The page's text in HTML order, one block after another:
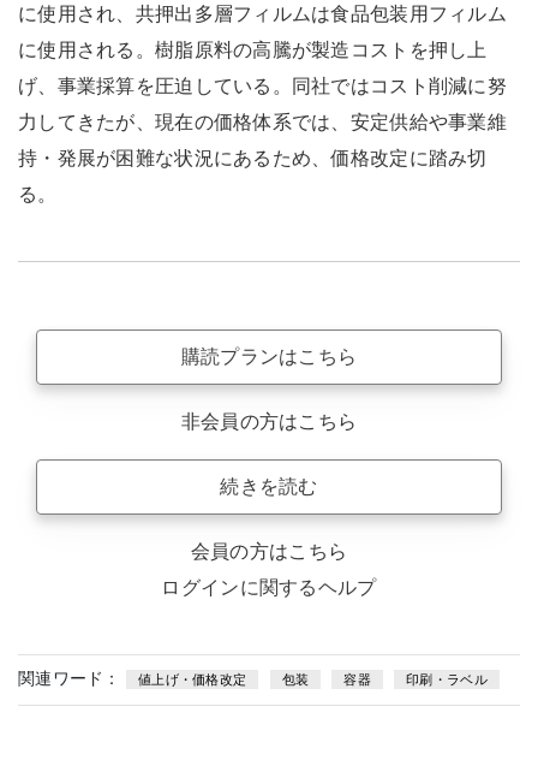
に使用され、共押出多層フィルムは食品包装用フィルム
に使用される。樹脂原料の高騰が製造コストを押し上
げ、事業採算を圧迫している。同社ではコスト削減に努
力してきたが、現在の価格体系では、安定供給や事業維
持・発展が困難な状況にあるため、価格改定に踏み切
る。
購読プランはこちら
非会員の方はこちら
続きを読む
会員の方はこちら
ログインに関するヘルプ
関連ワード： 値上げ・価格改定 包装 容器 印刷・ラベル